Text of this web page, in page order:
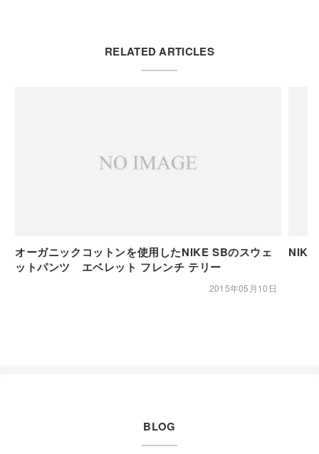
RELATED ARTICLES
オーガニックコットンを使用したNIKE SBのスウェ
ットパンツ エベレット フレンチ テリー
2015年05月10日
BLOG